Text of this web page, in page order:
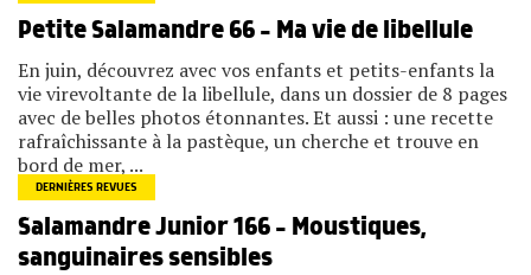
Petite Salamandre 66 – Ma vie de libellule
En juin, découvrez avec vos enfants et petits-enfants la
vie virevoltante de la libellule, dans un dossier de 8 pages
avec de belles photos étonnantes. Et aussi : une recette
rafraîchissante à la pastèque, un cherche et trouve en
bord de mer, ...
DERNIÈRES REVUES
Salamandre Junior 166 – Moustiques,
sanguinaires sensibles